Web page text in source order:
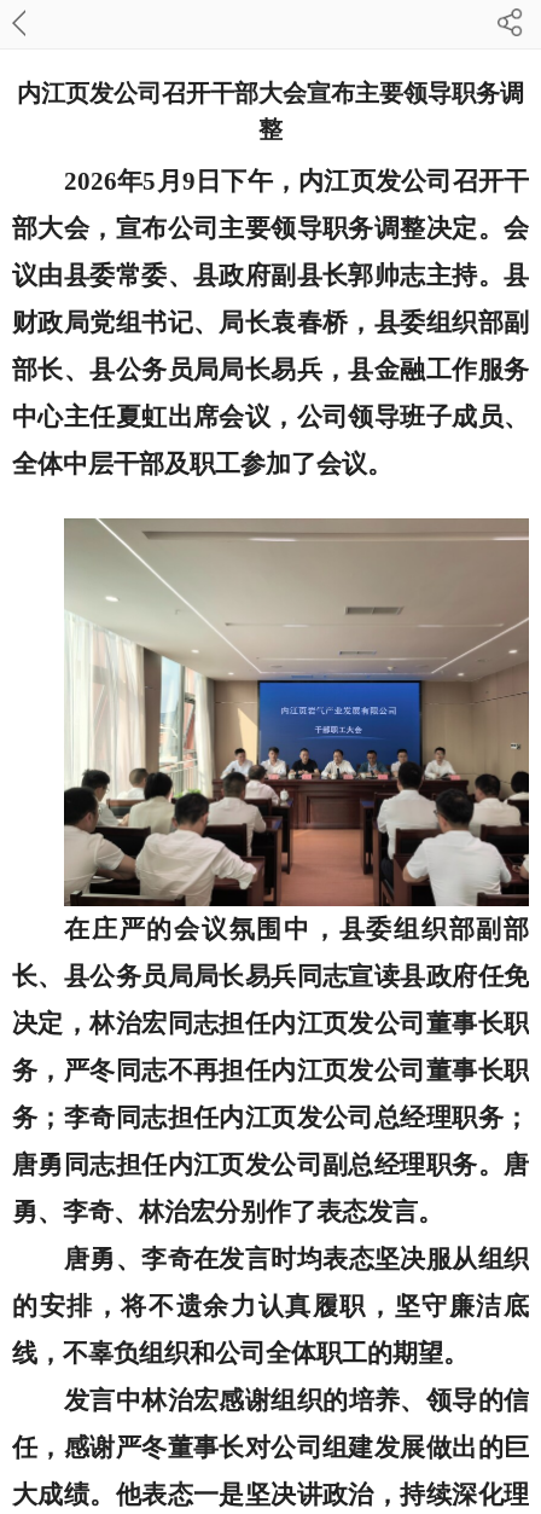
内江页发公司召开干部大会宣布主要领导职务调
整
2026年5月 9 日下午， 内江页发公司召开干
部大会，宣布公司主要领导职务调整决定。会
议由县委常委、县政府副县长郭帅志主持。县
财政局党组书记、局长袁春桥， 县委组织部副
部长、县公务员局局长易兵，县金融工作服务
中心主任夏虹出席会议 ， 公司领导班子成员、
全体中层干部及职工参加了会议。
在庄严的会议氛围中，县委组织部副部
长、县公务员局局长易兵同志宣读县政府任免
决定 ，林治宏 同志担任内江页发公司 董事长职
务， 严冬 同志不再担任内江页发公司 董事长职
务 ； 李奇同志担任内江页发公司 总经理职务 ；
唐勇同志担任内江页发公司副总经理职务。 唐
勇、李奇、林治宏分别作了表态发言。
唐勇、李奇在发言时均表态坚决服从组织
的安排 ，将不遗余力认真履职， 坚守廉洁底
线， 不辜负组织和公司全体职工的期望。
发言中林治宏感谢组织的培养、领导的信
任， 感谢严冬董事长对公司组建发展做出的巨
大成绩。他表态一是坚决讲政治，持续深化理